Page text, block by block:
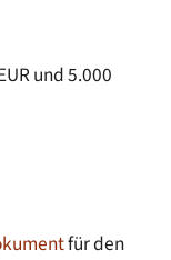
und 5.000
für den